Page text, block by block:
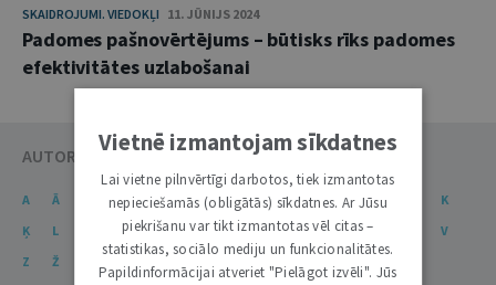
SKAIDROJUMI. VIEDOKĻI 11. JŪNIJS 2024
Padomes pašnovērtējums – būtisks rīks padomes
efektivitātes uzlabošanai
AUTORU KATALOGS
A Ā C Č D E Ē F G Ģ H I
K
Ķ
L N Ņ O P R S Š T
V
Z
Ž
Vietnē izmantojam sīkdatnes
Lai vietne pilnvērtīgi darbotos, tiek izmantotas
nepieciešamās (obligātās) sīkdatnes. Ar Jūsu
piekrišanu var tikt izmantotas vēl citas –
statistikas, sociālo mediju un funkcionalitātes.
Papildinformācijai atveriet "Pielāgot izvēli". Jūs